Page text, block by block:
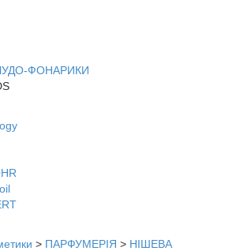
ФОНАРИКИ
> ПАРФУМЕРІЯ > НІШЕВА